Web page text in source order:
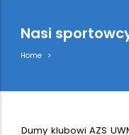
Nasi
Home
Dumy klubowi AZS